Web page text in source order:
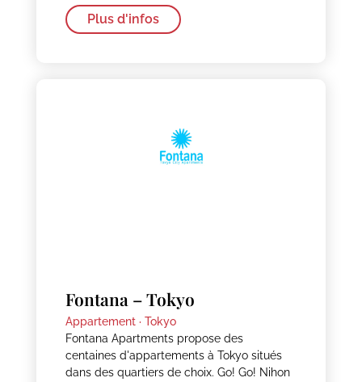
Plus d'infos
Fontana – Tokyo
Appartement · Tokyo
Fontana Apartments propose des
centaines d'appartements à Tokyo situés
dans des quartiers de choix. Go! Go! Nihon